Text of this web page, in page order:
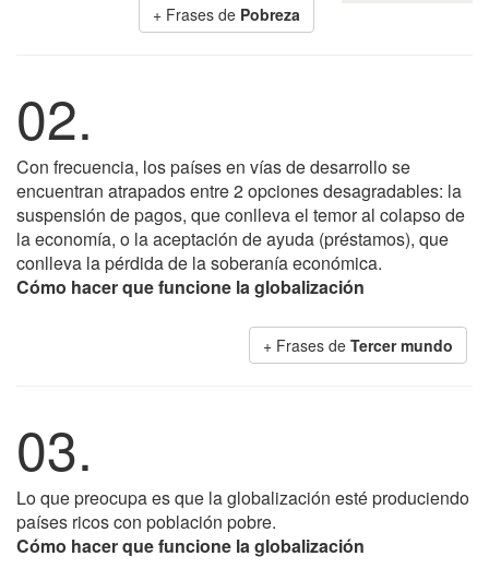
+ Frases de Pobreza
02.
Con frecuencia, los países en vías de desarrollo se
encuentran atrapados entre 2 opciones desagradables: la
suspensión de pagos, que conlleva el temor al colapso de
la economía, o la aceptación de ayuda (préstamos), que
conlleva la pérdida de la soberanía económica.
Cómo hacer que funcione la globalización
+ Frases de Tercer mundo
03.
Lo que preocupa es que la globalización esté produciendo
países ricos con población pobre.
Cómo hacer que funcione la globalización